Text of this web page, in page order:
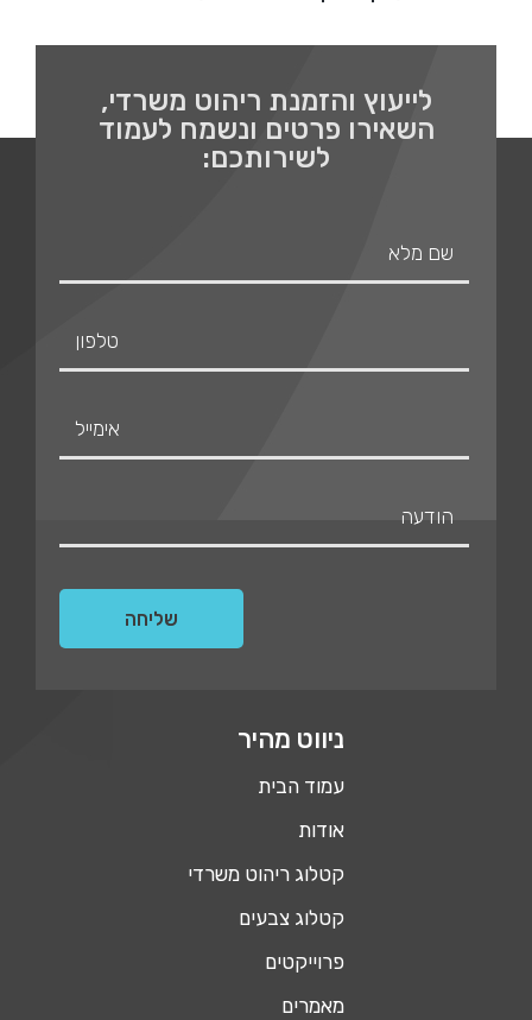
לייעוץ והזמנת ריהוט משרדי,
השאירו פרטים ונשמח לעמוד
לשירותכם:
ניווט מהיר
עמוד הבית
אודות
קטלוג ריהוט משרדי
קטלוג צבעים
פרוייקטים
מאמרים